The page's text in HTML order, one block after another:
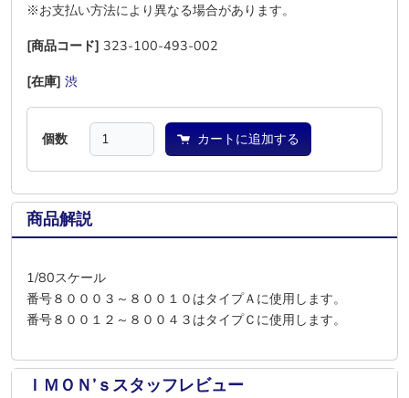
※お支払い方法により異なる場合があります。
[商品コード] 323-100-493-002
[在庫] 渋
個数 カートに追加する
商品解説
1/80スケール
番号８０００３～８００１０はタイプＡに使用します。
番号８００１２～８００４３はタイプＣに使用します。
ＩＭＯＮ’ｓスタッフレビュー